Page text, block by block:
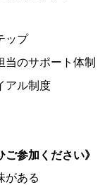
ップ
当のサポート体制
アル制度
ご参加ください》
がある